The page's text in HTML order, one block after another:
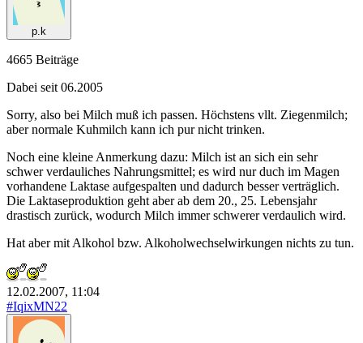
p.k
4665 Beiträge
Dabei seit 06.2005
Sorry, also bei Milch muß ich passen. Höchstens vllt. Ziegenmilch;
aber normale Kuhmilch kann ich pur nicht trinken.
Noch eine kleine Anmerkung dazu: Milch ist an sich ein sehr
schwer verdauliches Nahrungsmittel; es wird nur duch im Magen
vorhandene Laktase aufgespalten und dadurch besser verträglich.
Die Laktaseproduktion geht aber ab dem 20., 25. Lebensjahr
drastisch zurück, wodurch Milch immer schwerer verdaulich wird.
Hat aber mit Alkohol bzw. Alkoholwechselwirkungen nichts zu tun.
12.02.2007, 11:04
#IqixMN22